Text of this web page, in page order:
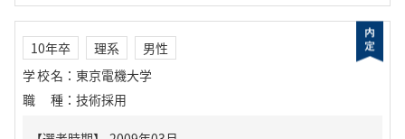
10年卒 理系
男性
学校名 ： 東京電機大学
職種 ： 技術採用